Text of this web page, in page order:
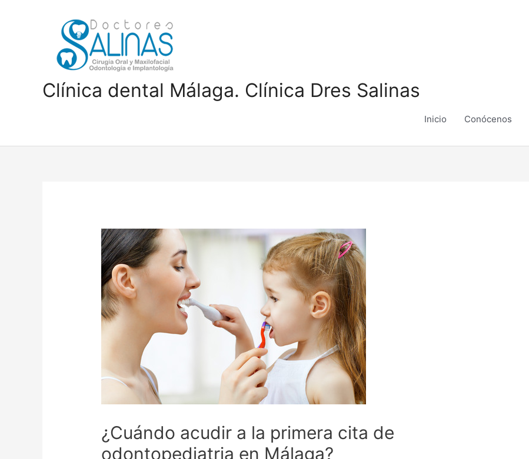
Clínica dental Málaga. Clínica Dres Salinas
Inicio Conócenos
¿Cuándo acudir a la primera cita de
odontopediatria en Málaga?